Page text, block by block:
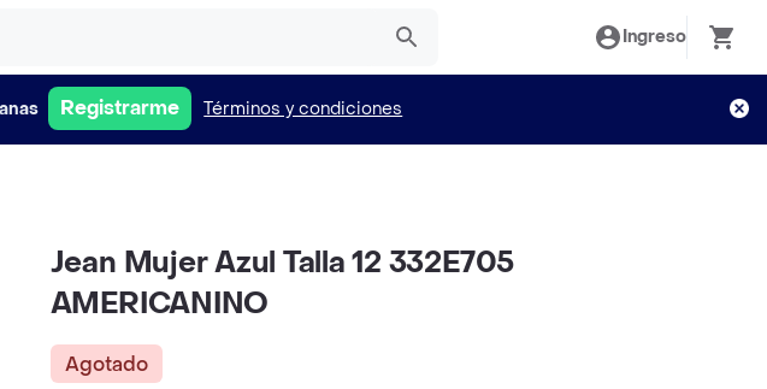
Ingreso
Registrarme Términos y condiciones
Jean Mujer Azul Talla 12 332E705
AMERICANINO
Agotado